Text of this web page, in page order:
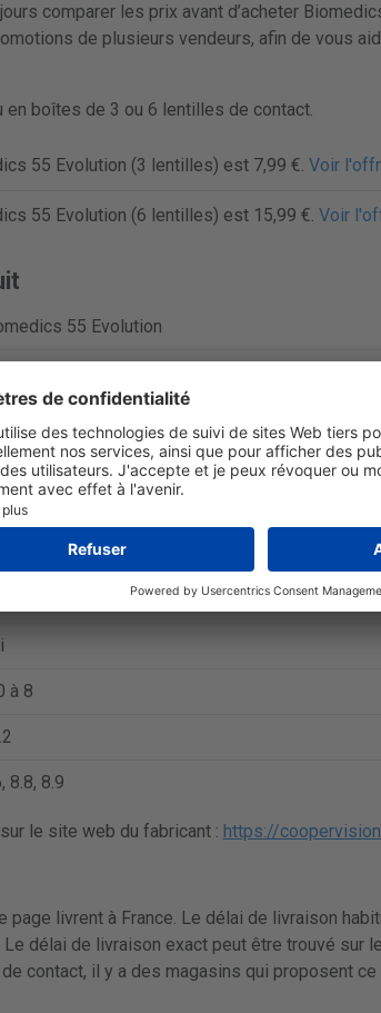
comparer les prix avant d’acheter
de plusieurs vendeurs, afin de vous
boîtes de 3 ou 6 lentilles de contact.
55 Evolution (3 lentilles) est 7,99 €. Voir
55 Evolution (6 lentilles) est 15,99 €. Voir
55 Evolution
D
à 8
8.8, 8.9
le site web du fabricant : https://
livrent à France. Le délai de livraison
délai de livraison exact peut être trouvé sur
contact, il y a des magasins qui proposent ce